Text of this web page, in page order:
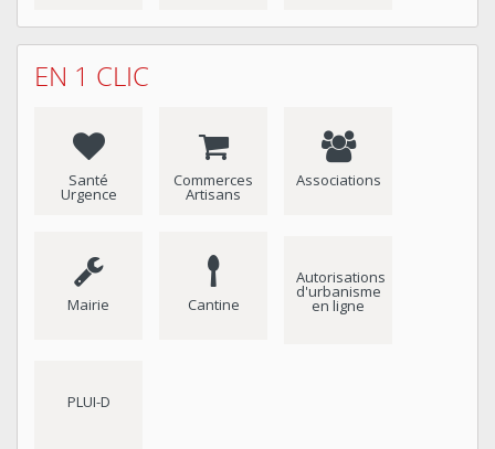
EN 1 CLIC
Santé
Urgence
Commerces
Artisans
Associations
Mairie Cantine
Autorisations
d'urbanisme
en ligne
PLUI-D